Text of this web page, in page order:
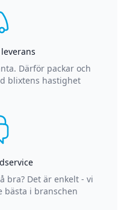
Därför packar och
blixtens hastighet
bra? Det är enkelt - vi
bästa i branschen